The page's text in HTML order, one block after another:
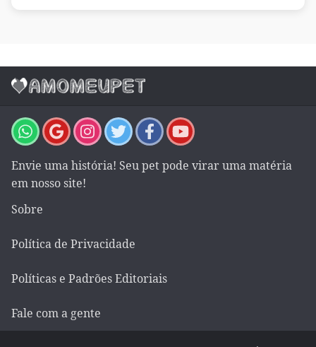
Envie uma história! Seu pet pode virar uma matéria
em nosso site!
Sobre
Política de Privacidade
Políticas e Padrões Editoriais
Fale com a gente